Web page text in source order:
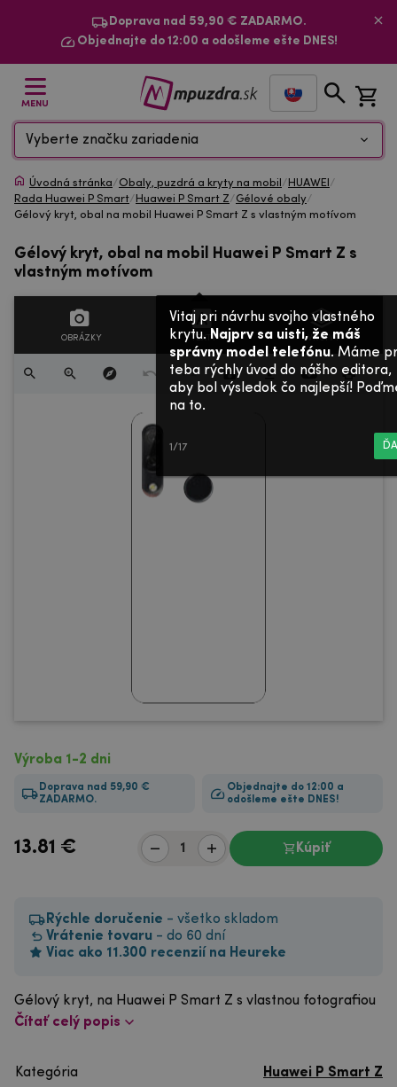
Doprava nad 59,90 € ZADARMO.
Objednajte do 12:00 a odošleme ešte DNES!
MENU
Vyberte značku zariadenia
Úvodná stránka/Obaly, puzdrá a kryty na mobil / HUAWEI /
Rada Huawei P Smart/ Huawei P Smart Z/Gélové obaly/
Gélový kryt, obal na mobil Huawei P Smart Z s vlastným motívom
Gélový kryt, obal na mobil Huawei P Smart Z s
vlastným motívom
OBRÁZKY TEXTY VRSTVY
Výroba 1-2 dni
Doprava nad 59,90 €
ZADARMO.
Objednajte do 12:00 a
odošleme ešte DNES!
13.81 € Kúpiť
Rýchle doručenie - všetko skladom
Vrátenie tovaru - do 60 dní
Viac ako 11.300 recenzií na Heureke
Gélový kryt, na Huawei P Smart Z s vlastnou fotografiou
Čítať celý popis
Kategória
Huawei P Smart Z
Vitaj pri návrhu svojho vlastného
krytu. Najprv sa uisti, že máš
správny model telefónu. Máme
teba rýchly úvod do nášho editora,
aby bol výsledok čo najlepší!
na to.
1/17